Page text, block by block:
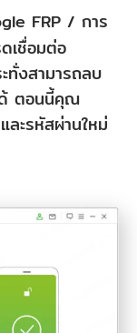
FRP / การ
เชื่อมต่อ
งสามารถลบ
ตอนนี้คุณ
ะรหัสผ่านใหม่